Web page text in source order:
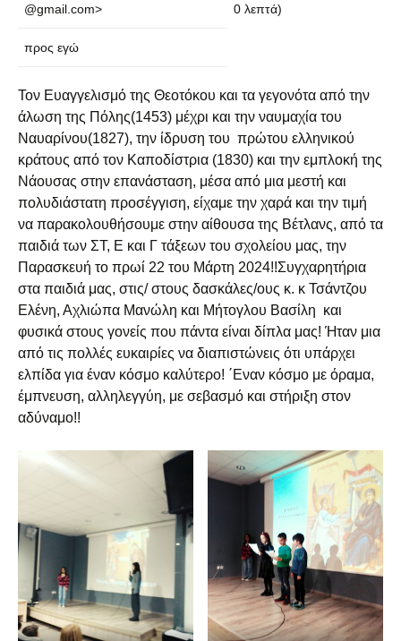
@gmail.com>
0 λεπτά)
προς εγώ
Τον Ευαγγελισμό της Θεοτόκου και τα γεγονότα από την
άλωση της Πόλης(1453) μέχρι και την ναυμαχία του
Ναυαρίνου(1827), την ίδρυση του πρώτου ελληνικού
κράτους από τον Καποδίστρια (1830) και την εμπλοκή της
Νάουσας στην επανάσταση, μέσα από μια μεστή και
πολυδιάστατη προσέγγιση, είχαμε την χαρά και την τιμή
να παρακολουθήσουμε στην αίθουσα της Βέτλανς, από τα
παιδιά των ΣΤ, Ε και Γ τάξεων του σχολείου μας, την
Παρασκευή το πρωί 22 του Μάρτη 2024!!Συγχαρητήρια
στα παιδιά μας, στις/ στους δασκάλες/ους κ. κ Τσάντζου
Ελένη, Αχλιώπα Μανώλη και Μήτογλου Βασίλη και
φυσικά στους γονείς που πάντα είναι δίπλα μας! Ήταν μια
από τις πολλές ευκαιρίες να διαπιστώνεις ότι υπάρχει
ελπίδα για έναν κόσμο καλύτερο! ΄Εναν κόσμο με όραμα,
έμπνευση, αλληλεγγύη, με σεβασμό και στήριξη στον
αδύναμο!!